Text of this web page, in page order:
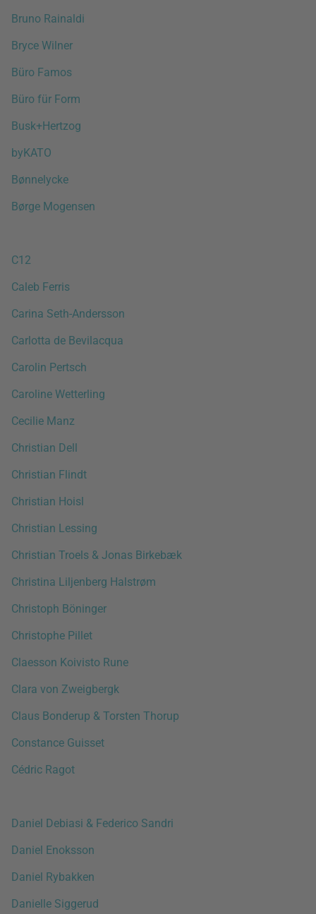
Bruno Rainaldi
Bryce Wilner
Büro Famos
Büro für Form
Busk+Hertzog
byKATO
Bønnelycke
Børge Mogensen
C12
Caleb Ferris
Carina Seth-Andersson
Carlotta de Bevilacqua
Carolin Pertsch
Caroline Wetterling
Cecilie Manz
Christian Dell
Christian Flindt
Christian Hoisl
Christian Lessing
Christian Troels & Jonas Birkebæk
Christina Liljenberg Halstrøm
Christoph Böninger
Christophe Pillet
Claesson Koivisto Rune
Clara von Zweigbergk
Claus Bonderup & Torsten Thorup
Constance Guisset
Cédric Ragot
Daniel Debiasi & Federico Sandri
Daniel Enoksson
Daniel Rybakken
Danielle Siggerud